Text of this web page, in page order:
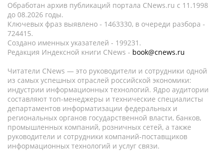
Обработан архив публикаций портала CNews.ru c 11.1998
до 08.2026 годы.
Ключевых фраз выявлено - 1463330, в очереди разбора -
724415.
Создано именных указателей - 199231.
Редакция Индексной книги CNews - book@cnews.ru
Читатели CNews — это руководители и сотрудники одной
из самых успешных отраслей российской экономики:
индустрии информационных технологий. Ядро аудитории
составляют топ-менеджеры и технические специалисты
департаментов информатизации федеральных и
региональных органов государственной власти, банков,
промышленных компаний, розничных сетей, а также
руководители и сотрудники компаний-поставщиков
информационных технологий и услуг связи.